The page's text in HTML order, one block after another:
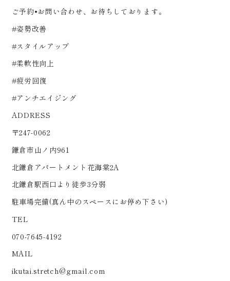
ご予約•お問い合わせ、お待ちしております。
#姿勢改善
#スタイルアップ
#柔軟性向上
#疲労回復
#アンチエイジング
ADDRESS
〒247-0062
鎌倉市山ノ内961
北鎌倉アパートメント花海棠2A
北鎌倉駅西口より徒歩3分弱
駐車場完備(真ん中のスペースにお停め下さい)
TEL
070-7645-4192
MAIL
ikutai.stretch@gmail.com